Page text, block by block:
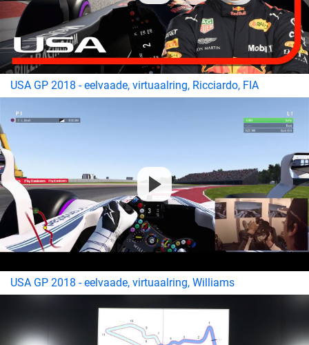
USA GP 2018 - eelvaade, virtuaalring, Ricciardo, FIA
USA GP 2018 - eelvaade, virtuaalring, Williams